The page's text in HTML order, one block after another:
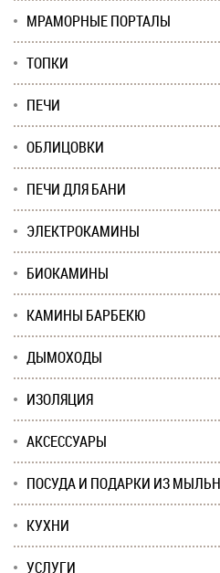
МРАМОРНЫЕ ПОРТАЛЫ
ТОПКИ
ПЕЧИ
ОБЛИЦОВКИ
ПЕЧИ ДЛЯ БАНИ
ЭЛЕКТРОКАМИНЫ
БИОКАМИНЫ
КАМИНЫ БАРБЕКЮ
ДЫМОХОДЫ
ИЗОЛЯЦИЯ
АКСЕССУАРЫ
ПОСУДА И ПОДАРКИ ИЗ
КУХНИ
УСЛУГИ